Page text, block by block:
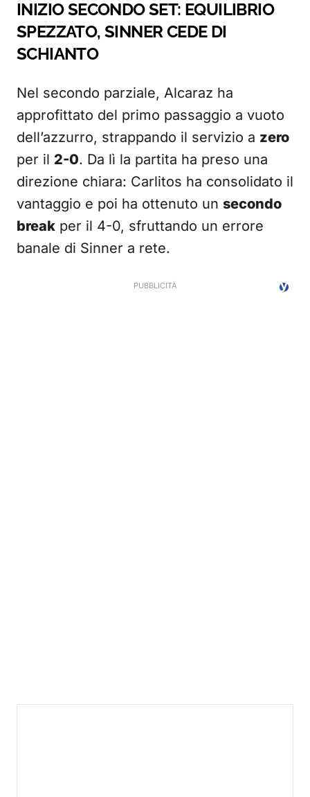
INIZIO SECONDO SET: EQUILIBRIO
SPEZZATO, SINNER CEDE DI
SCHIANTO
Nel secondo parziale, Alcaraz ha
approfittato del primo passaggio a vuoto
dell’azzurro, strappando il servizio a zero
per il 2-0. Da lì la partita ha preso una
direzione chiara: Carlitos ha consolidato il
vantaggio e poi ha ottenuto un secondo
break per il 4-0, sfruttando un errore
banale di Sinner a rete.